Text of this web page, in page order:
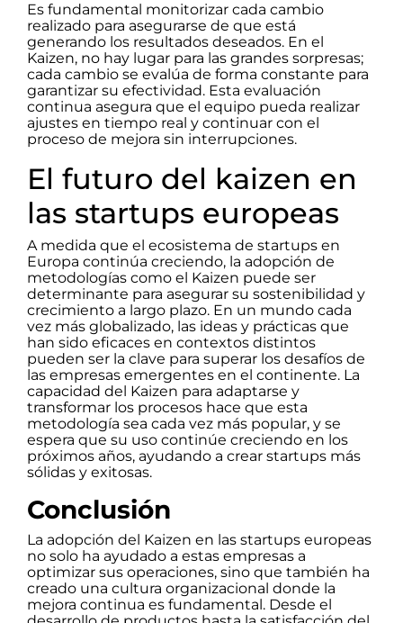
Es fundamental monitorizar cada cambio
realizado para asegurarse de que está
generando los resultados deseados. En el
Kaizen, no hay lugar para las grandes sorpresas;
cada cambio se evalúa de forma constante para
garantizar su efectividad. Esta evaluación
continua asegura que el equipo pueda realizar
ajustes en tiempo real y continuar con el
proceso de mejora sin interrupciones.
El futuro del kaizen en
las startups europeas
A medida que el ecosistema de startups en
Europa continúa creciendo, la adopción de
metodologías como el Kaizen puede ser
determinante para asegurar su sostenibilidad y
crecimiento a largo plazo. En un mundo cada
vez más globalizado, las ideas y prácticas que
han sido eficaces en contextos distintos
pueden ser la clave para superar los desafíos de
las empresas emergentes en el continente. La
capacidad del Kaizen para adaptarse y
transformar los procesos hace que esta
metodología sea cada vez más popular, y se
espera que su uso continúe creciendo en los
próximos años, ayudando a crear startups más
sólidas y exitosas.
Conclusión
La adopción del Kaizen en las startups europeas
no solo ha ayudado a estas empresas a
optimizar sus operaciones, sino que también ha
creado una cultura organizacional donde la
mejora continua es fundamental. Desde el